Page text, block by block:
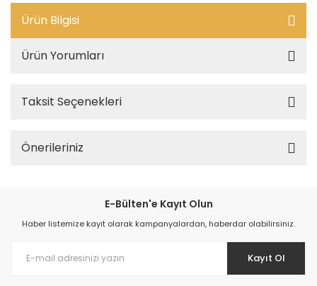
Ürün Bilgisi
Ürün Yorumları
Taksit Seçenekleri
Önerileriniz
E-Bülten'e Kayıt Olun
Haber listemize kayıt olarak kampanyalardan, haberdar olabilirsiniz.
Kayıt Ol